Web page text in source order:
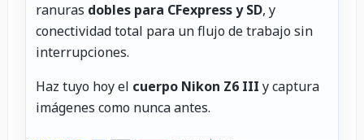
ranuras dobles para CFexpress y SD, y
conectividad total para un flujo de trabajo sin
interrupciones.
Haz tuyo hoy el cuerpo Nikon Z6 III y captura
imágenes como nunca antes.